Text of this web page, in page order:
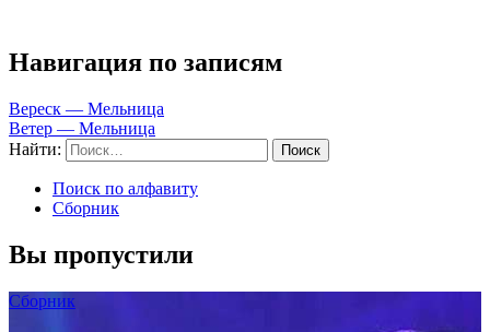
Навигация по записям
Вереск — Мельница
Ветер — Мельница
Найти:
Поиск по алфавиту
Сборник
Вы пропустили
Сборник